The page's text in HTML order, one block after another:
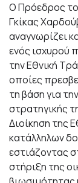
O Πρόεδρος
Γκίκας
αναγνωρίζει
ενός ισχυρού
την Εθνική
οποίες
τη βάση για
στρατηγικής
Διοίκηση της
κατάλληλων
εστιάζοντας
στήριξη της